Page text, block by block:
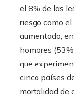
el 8% de las
riesgo como
aumentado,
hombres
que
cinco países
mortalidad de